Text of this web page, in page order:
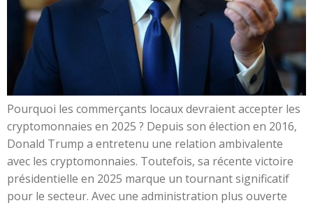
Pourquoi les commerçants locaux devraient accepter les
cryptomonnaies en 2025 ? Depuis son élection en 2016,
Donald Trump a entretenu une relation ambivalente
avec les cryptomonnaies. Toutefois, sa récente victoire
présidentielle en 2025 marque un tournant significatif
pour le secteur. Avec une administration plus ouverte